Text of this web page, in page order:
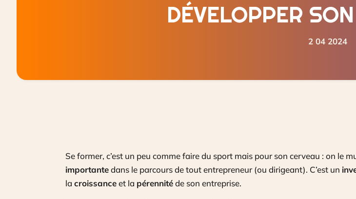
DÉVELOPPER
2 04 2024
Se former, c’est un peu comme faire du sport mais pour son cerveau : on le
importantedans le parcours de tout entrepreneur (ou dirigeant). C’est un
lacroissanceet la pérennitéde son entreprise.